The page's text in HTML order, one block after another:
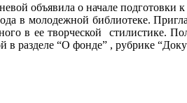
объявила о начале подготовки
в молодежной библиотеке.
в ее творческой стилистике.
разделе “О фонде” , рубрике